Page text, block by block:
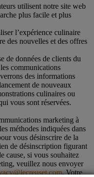
utilisent notre site web
plus facile et plus
l’expérience culinaire
des nouvelles et des offres
de données de clients du
communications
des informations
de nouveaux
culinaires ou
vous sont réservées.
marketing à
méthodes indiquées dans
vous désinscrire de la
de désinscription figurant
cause, si vous souhaitez
veuillez nous envoyer
. Votre